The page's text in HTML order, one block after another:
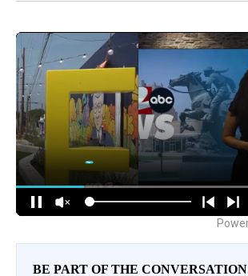
BE PART OF THE CONVERSATION